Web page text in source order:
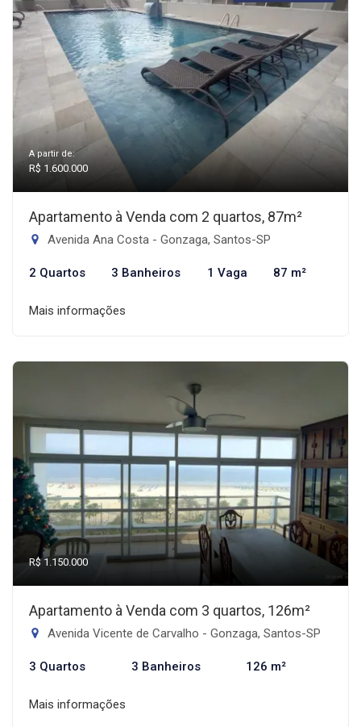
A partir de:
R$ 1.600.000
Apartamento à Venda com 2 quartos, 87m²
Avenida Ana Costa - Gonzaga, Santos-SP
2 Quartos 3 Banheiros 1 Vaga 87 m²
Mais informações
R$ 1.150.000
Apartamento à Venda com 3 quartos, 126m²
Avenida Vicente de Carvalho - Gonzaga, Santos-SP
3 Quartos 3 Banheiros 126 m²
Mais informações